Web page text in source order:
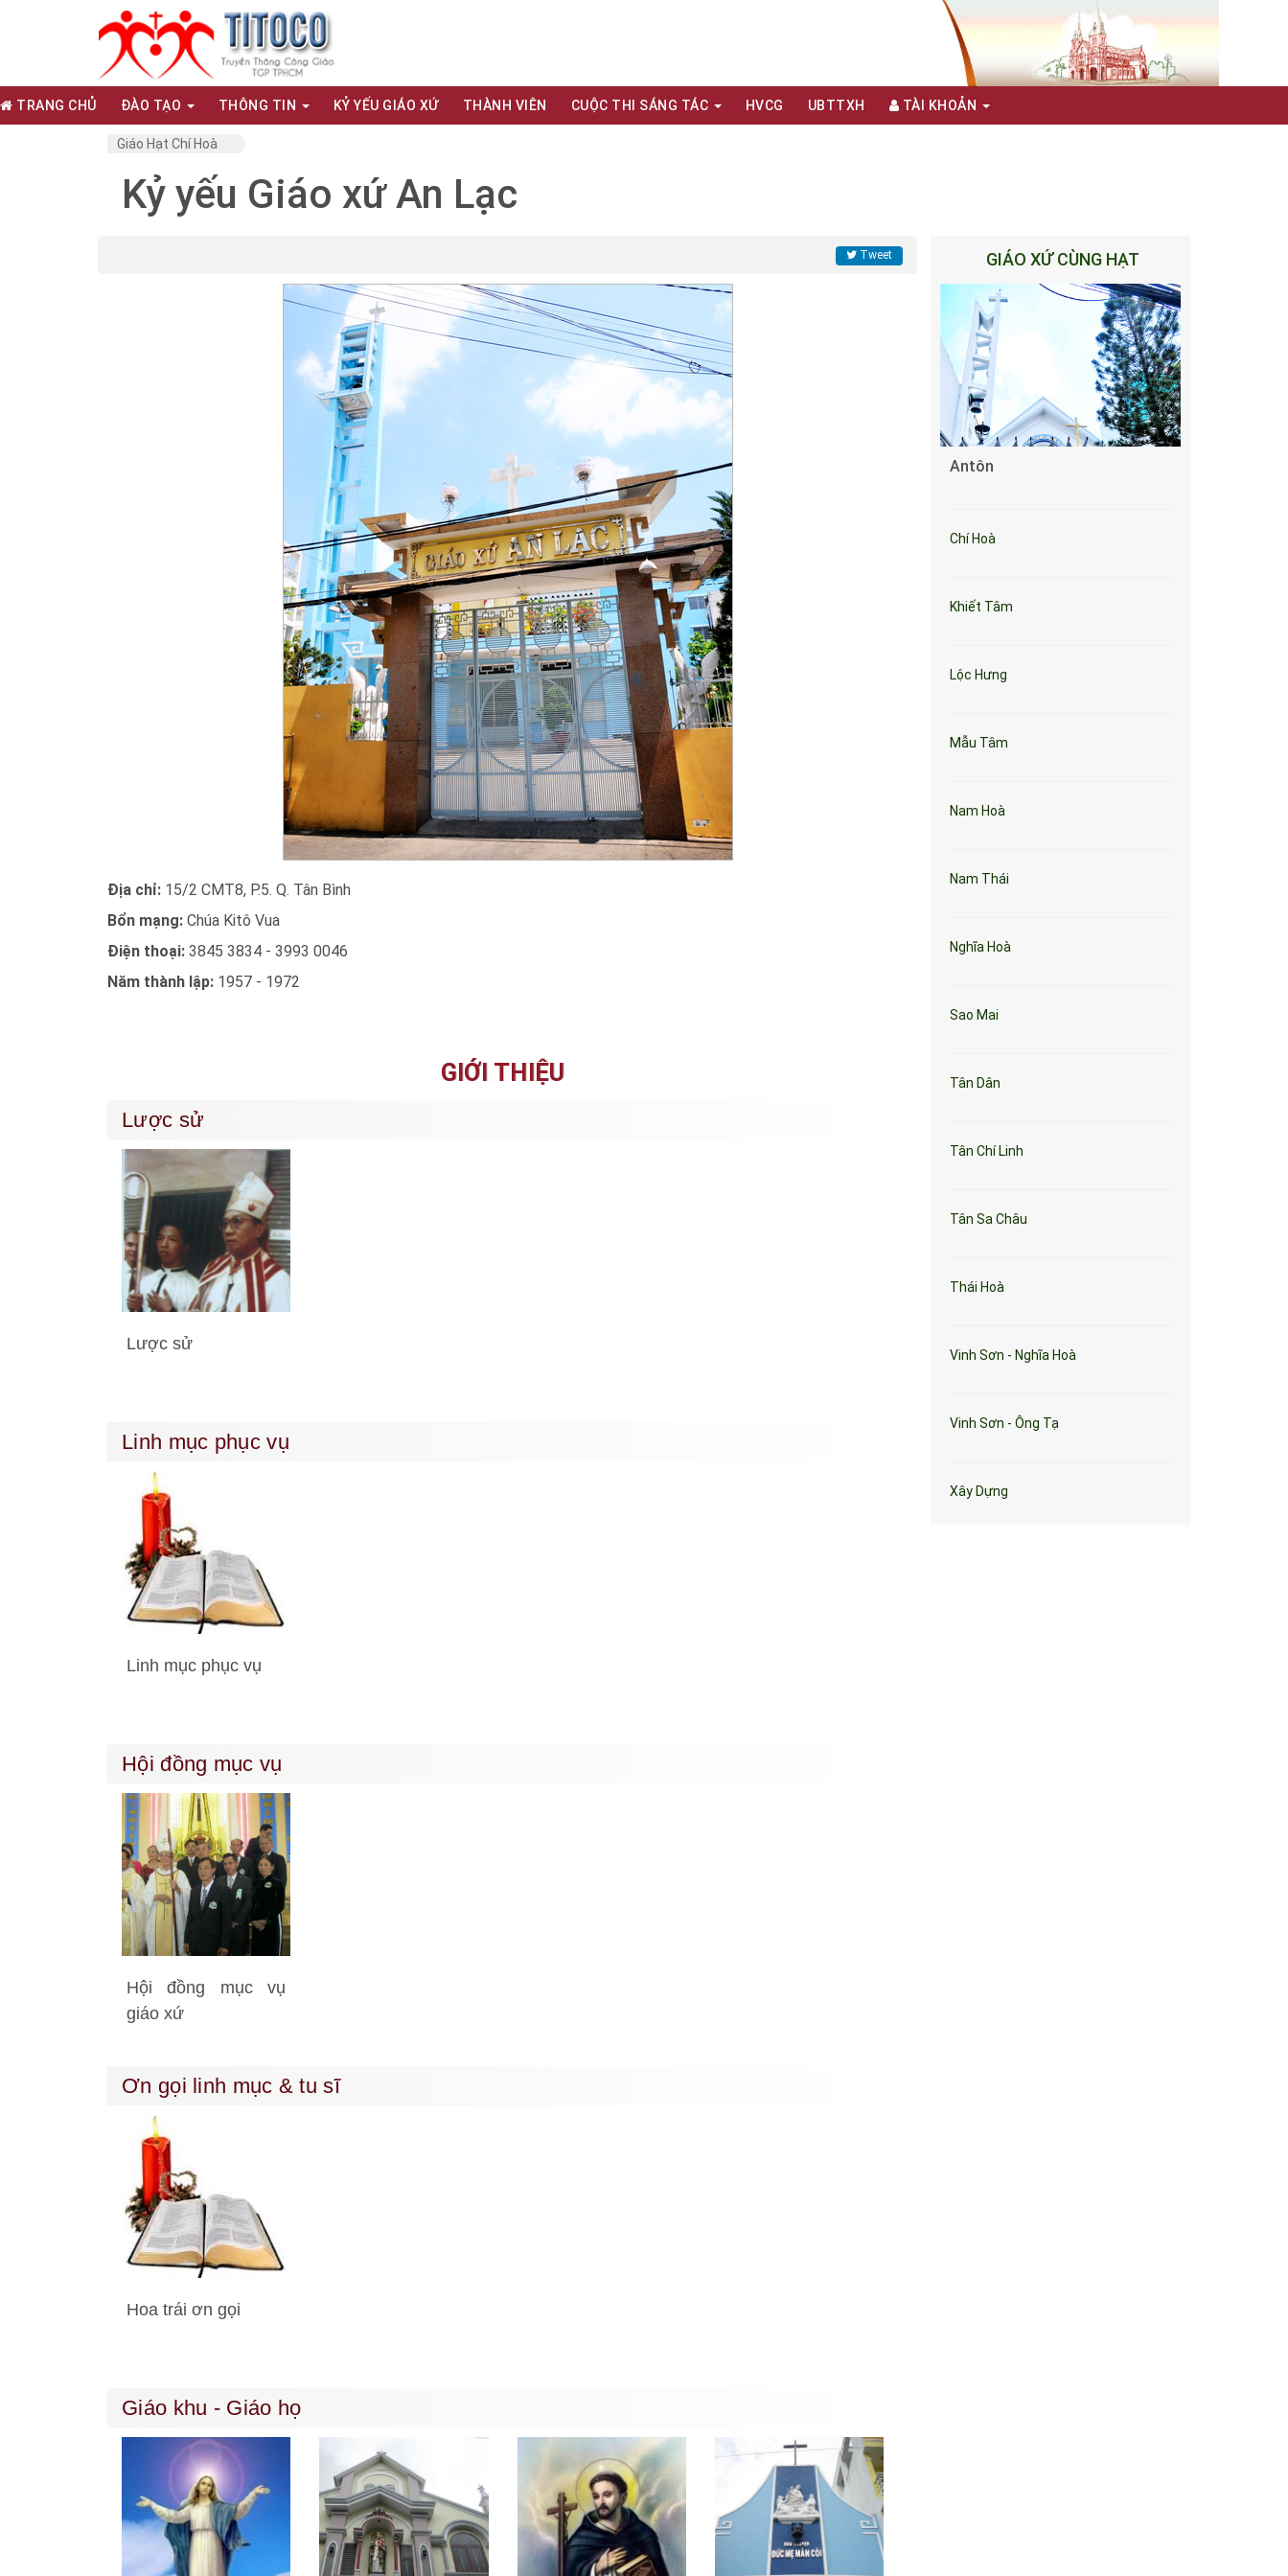
TRANG CHỦ ĐÀO TẠO THÔNG TIN KỶ YẾU GIÁO XỨ THÀNH VIÊN CUỘC THI SÁNG TÁC HVCG UBTTXH TÀI KHOẢN
Giáo Hạt Chí Hoà
Kỷ yếu Giáo xứ An Lạc
Tweet
Địa chỉ: 15/2 CMT8, P.5. Q. Tân Bình
Bổn mạng: Chúa Kitô Vua
Điện thoại: 3845 3834 - 3993 0046
Năm thành lập: 1957 - 1972
GIỚI THIỆU
Lược sử
Lược sử
Linh mục phục vụ
Linh mục phục vụ
Hội đồng mục vụ
Hội đồng mục vụ
giáo xứ
Ơn gọi linh mục & tu sĩ
Hoa trái ơn gọi
Giáo khu - Giáo họ
GIÁO XỨ CÙNG HẠT
Antôn
Chí Hoà
Khiết Tâm
Lộc Hưng
Mẫu Tâm
Nam Hoà
Nam Thái
Nghĩa Hoà
Sao Mai
Tân Dân
Tân Chí Linh
Tân Sa Châu
Thái Hoà
Vinh Sơn - Nghĩa Hoà
Vinh Sơn - Ông Tạ
Xây Dựng